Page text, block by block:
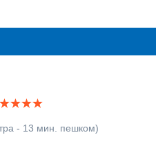
- 13 мин. пешком)